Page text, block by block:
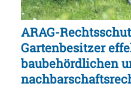
ARAG-
Gartenbesitzer
baubehördlichen